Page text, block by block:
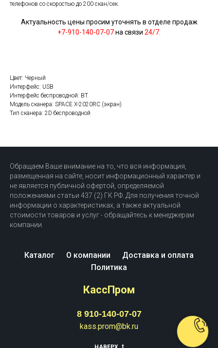
телефонов со скоростью до 200 скан/сек.
Актуальность цены просим уточнять в отделе продаж
+7-910-140-07-07на связи 24/7.
Цвет: Черный
Интерфейс: USB
Интерфейс беспроводной: BT
Модель сканера: SPACE X-2020RC (экран)
Тип сканера: 2D беспроводной
Обращаем Ваше внимание на то, что вся информация,
размещенная на сайте, носит информационный характер и
не является публичной офертой, определяемой
положениями статьи 437 (2) ГК РФ. Для получения точной
информации о характеристиках, а также актуальной
стоимости товаров и услуг - обращайтесь к менеджерам
компании.
Каталог О компании
Доставка и оплата
Политика
КассПром
8 910-140-07-07
kass.prom@bk.ru